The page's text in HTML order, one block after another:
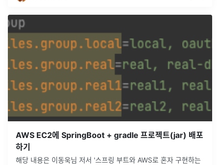
AWS EC2에 SpringBoot + gradle 프로젝트(jar) 배포
하기
해당 내용은 이동욱님 저서 '스프링 부트와 AWS로 혼자 구현하는